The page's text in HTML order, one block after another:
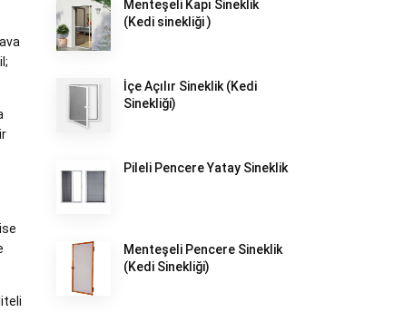
Menteşeli Kapı Sineklik
(Kedi sinekliği )
İçe Açılır Sineklik (Kedi
Sinekliği)
Pileli Pencere Yatay Sineklik
Menteşeli Pencere Sineklik
(Kedi Sinekliği)